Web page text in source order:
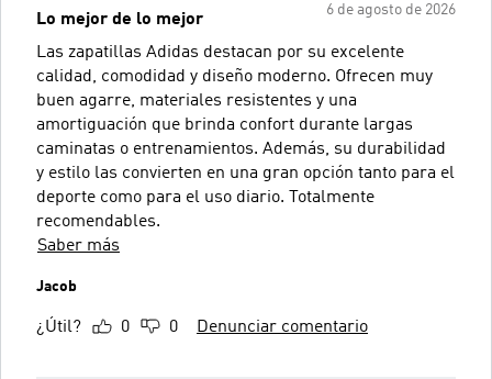
6 de agosto de 2026
Lo mejor de lo mejor
Las zapatillas Adidas destacan por su excelente
calidad, comodidad y diseño moderno. Ofrecen muy
buen agarre, materiales resistentes y una
amortiguación que brinda confort durante largas
caminatas o entrenamientos. Además, su durabilidad
y estilo las convierten en una gran opción tanto para el
deporte como para el uso diario. Totalmente
recomendables.
Saber más
Jacob
¿Útil? 0 0 Denunciar comentario